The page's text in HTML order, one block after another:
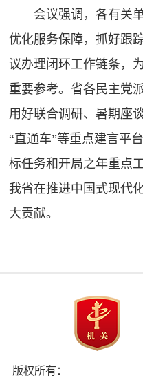
会议强调，各有关单
优化服务保障，抓好跟
议办理闭环工作链条，
重要参考。省各民主党
用好联合调研、暑期座
“直通车”等重点建言平
标任务和开局之年重点
我省在推进中国式现代
大贡献。
版权所有：